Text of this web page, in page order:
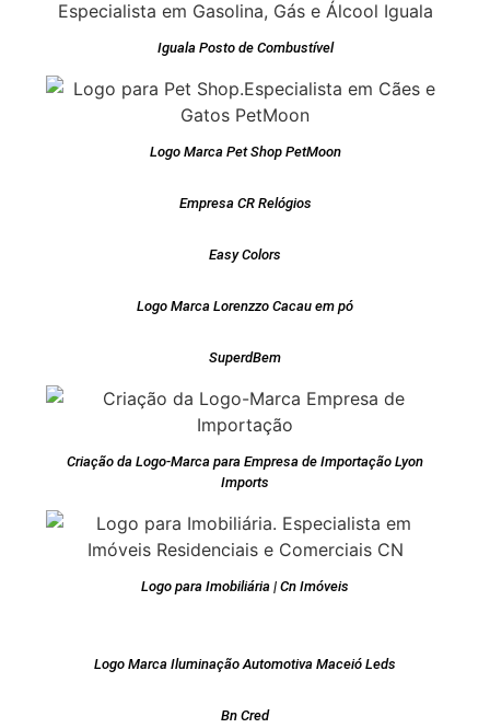
Iguala Posto de Combustível
Logo Marca Pet Shop PetMoon
Empresa CR Relógios
Easy Colors
Logo Marca Lorenzzo Cacau em pó
SuperdBem
Criação da Logo-Marca para Empresa de Importação Lyon
Imports
Logo para Imobiliária | Cn Imóveis
Logo Marca Iluminação Automotiva Maceió Leds
Bn Cred